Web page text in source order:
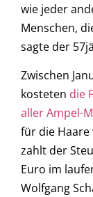
wie jeder
Menschen,
sagte der
Zwischen
kosteten die
aller Ampel-
für die Haare
zahlt der
Euro im
Wolfgang